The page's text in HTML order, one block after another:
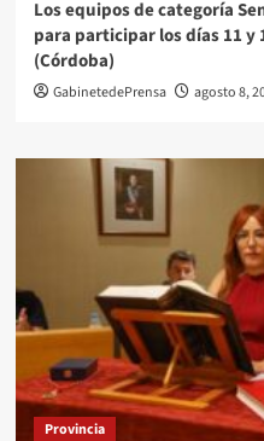
Los equipos de categoría
para participar los días 11
(Córdoba)
GabinetedePrensa agosto 8,
Provincia